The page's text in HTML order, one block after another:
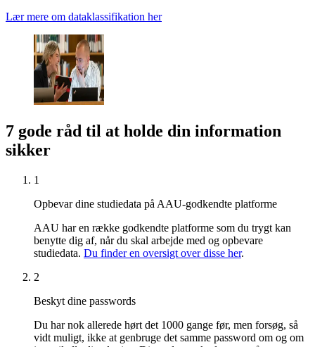
Lær mere om dataklassifikation her
7 gode råd til at holde din information
sikker
1
Opbevar dine studiedata på AAU-godkendte platforme
AAU har en række godkendte platforme som du trygt kan
benytte dig af, når du skal arbejde med og opbevare
studiedata. Du finder en oversigt over disse her.
2
Beskyt dine passwords
Du har nok allerede hørt det 1000 gange før, men forsøg, så
vidt muligt, ikke at genbruge det samme password om og om